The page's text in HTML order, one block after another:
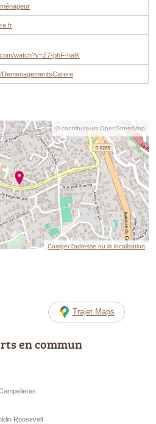
watch?v=Z7-phF-ha9I
© contributeurs OpenStreetMap
Corriger l’adresse ou la localisation
Trajet Maps
en commun
Roosevelt